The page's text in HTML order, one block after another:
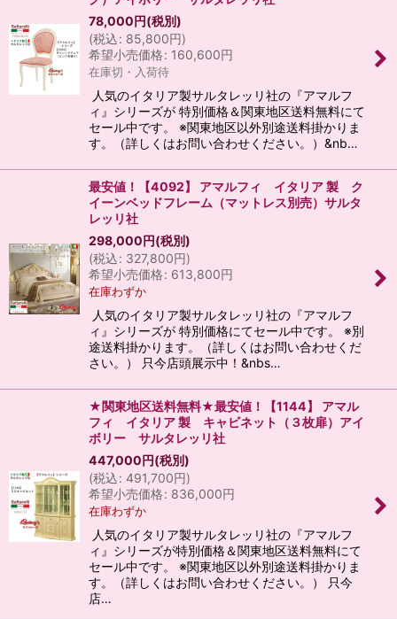
78,000円(税別)
(税込: 85,800円)
希望小売価格: 160,600円
在庫切・入荷待
人気のイタリア製サルタレッリ社の『アマルフ
ィ』シリーズが 特別価格＆関東地区送料無料にて
セール中です。 ※関東地区以外別途送料掛かりま
す。（詳しくはお問い合わせください。）&nb…
最安値！【4092】 アマルフィ イタリア 製 ク
イーンベッドフレーム（マットレス別売）サルタ
レッリ社
298,000円(税別)
(税込: 327,800円)
希望小売価格: 613,800円
在庫わずか
人気のイタリア製サルタレッリ社の『アマルフ
ィ』シリーズが 特別価格にてセール中です。 ※別
途送料掛かります。（詳しくはお問い合わせくだ
さい。） 只今店頭展示中！&nbs…
★関東地区送料無料★最安値！【1144】 アマル
フィ イタリア 製 キャビネット（３枚扉）アイ
ボリー サルタレッリ社
447,000円(税別)
(税込: 491,700円)
希望小売価格: 836,000円
在庫わずか
人気のイタリア製サルタレッリ社の『アマルフ
ィ』シリーズが特別価格＆関東地区送料無料にて
セール中です。 ※関東地区以外別途送料掛かりま
す。（詳しくはお問い合わせください。） 只今
店…